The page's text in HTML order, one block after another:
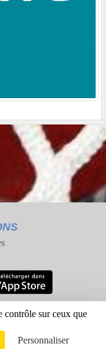
cookies
Connexion
contrôle sur ceux que
Personnaliser